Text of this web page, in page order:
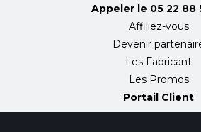
Appeler le 05 22 88
Affiliez-vous
Devenir
Les Fabricant
Les Promos
Portail Client